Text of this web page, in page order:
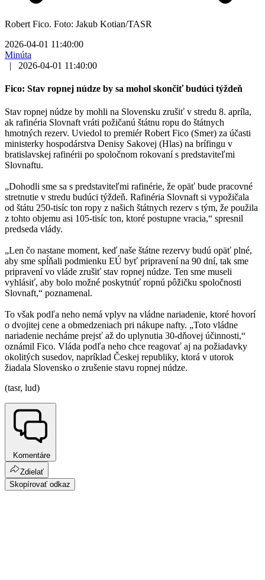
Robert Fico. Foto: Jakub Kotian/TASR
2026-04-01 11:40:00
Minúta
|
2026-04-01 11:40:00
Fico: Stav ropnej núdze by sa mohol skončiť budúci týždeň
Stav ropnej núdze by mohli na Slovensku zrušiť v stredu 8. apríla,
ak rafinéria Slovnaft vráti požičanú štátnu ropu do štátnych
hmotných rezerv. Uviedol to premiér Robert Fico (Smer) za účasti
ministerky hospodárstva Denisy Sakovej (Hlas) na brífingu v
bratislavskej rafinérii po spoločnom rokovaní s predstaviteľmi
Slovnaftu.
„Dohodli sme sa s predstaviteľmi rafinérie, že opäť bude pracovné
stretnutie v stredu budúci týždeň. Rafinéria Slovnaft si vypožičala
od štátu 250-tisíc ton ropy z našich štátnych rezerv s tým, že použila
z tohto objemu asi 105-tisíc ton, ktoré postupne vracia,“ spresnil
predseda vlády.
„Len čo nastane moment, keď naše štátne rezervy budú opäť plné,
aby sme spĺňali podmienku EÚ byť pripravení na 90 dní, tak sme
pripravení vo vláde zrušiť stav ropnej núdze. Ten sme museli
vyhlásiť, aby bolo možné poskytnúť ropnú pôžičku spoločnosti
Slovnaft,“ poznamenal.
To však podľa neho nemá vplyv na vládne nariadenie, ktoré hovorí
o dvojitej cene a obmedzeniach pri nákupe nafty. „Toto vládne
nariadenie necháme prejsť až do uplynutia 30-dňovej účinnosti,“
oznámil Fico. Vláda podľa neho chce reagovať aj na požiadavky
okolitých susedov, napríklad Českej republiky, ktorá v utorok
žiadala Slovensko o zrušenie stavu ropnej núdze.
(tasr, lud)
Komentáre
Zdielať
Skopírovať odkaz